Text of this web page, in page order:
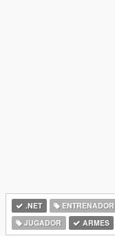
.NET ENTRENADOR
JUGADOR
ARMES